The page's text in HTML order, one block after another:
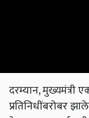
दरम्यान, मुख्यमंत्री
प्रतिनिधींबरोबर